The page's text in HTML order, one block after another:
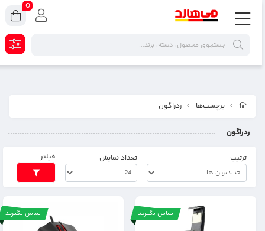
برچسب‌ها ردراگون
ردراگون
ترتیب تعداد نمایش فیلتر
تماس بگیرید تماس بگیرید
0